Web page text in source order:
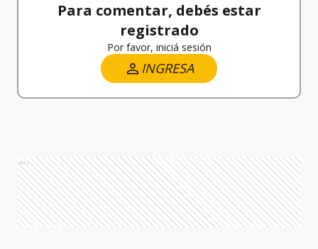
Para comentar, debés estar
registrado
Por favor, iniciá sesión
INGRESA
Ads